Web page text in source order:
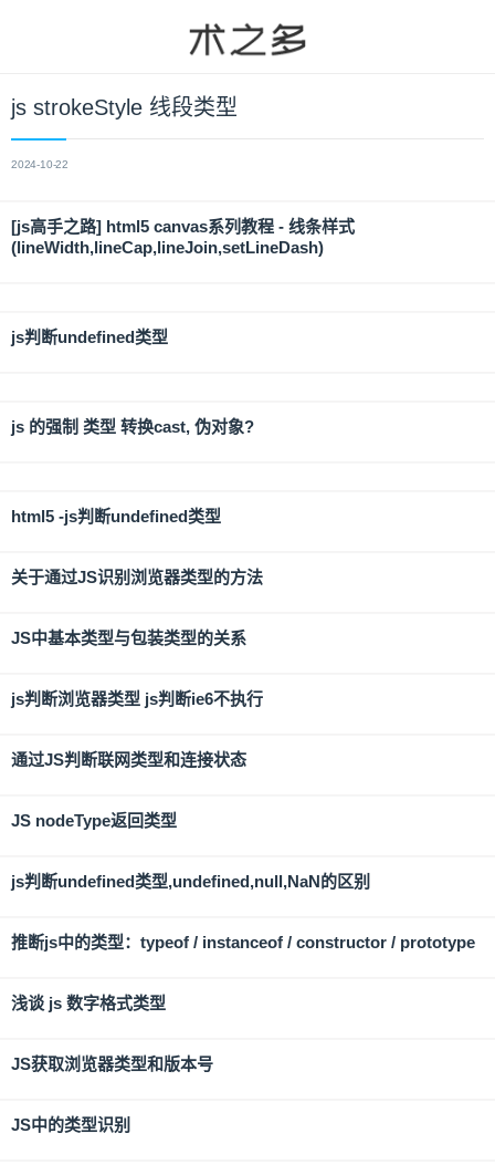
js strokeStyle 线段类型
2024-10-22
[js高手之路] html5 canvas系列教程 - 线条样式
(lineWidth,lineCap,lineJoin,setLineDash)
js判断undefined类型
js 的强制 类型 转换cast, 伪对象?
html5 -js判断undefined类型
关于通过JS识别浏览器类型的方法
JS中基本类型与包装类型的关系
js判断浏览器类型 js判断ie6不执行
通过JS判断联网类型和连接状态
JS nodeType返回类型
js判断undefined类型,undefined,null,NaN的区别
推断js中的类型：typeof / instanceof / constructor / prototype
浅谈 js 数字格式类型
JS获取浏览器类型和版本号
JS中的类型识别